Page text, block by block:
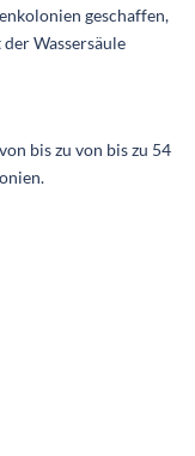
geschaffen,
Wassersäule
bis zu von bis zu 54